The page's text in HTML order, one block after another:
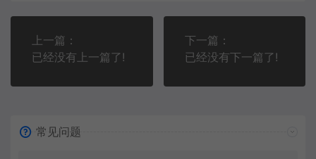
上一篇：
已经没有上一篇了!
下一篇：
已经没有下一篇了!
常见问题